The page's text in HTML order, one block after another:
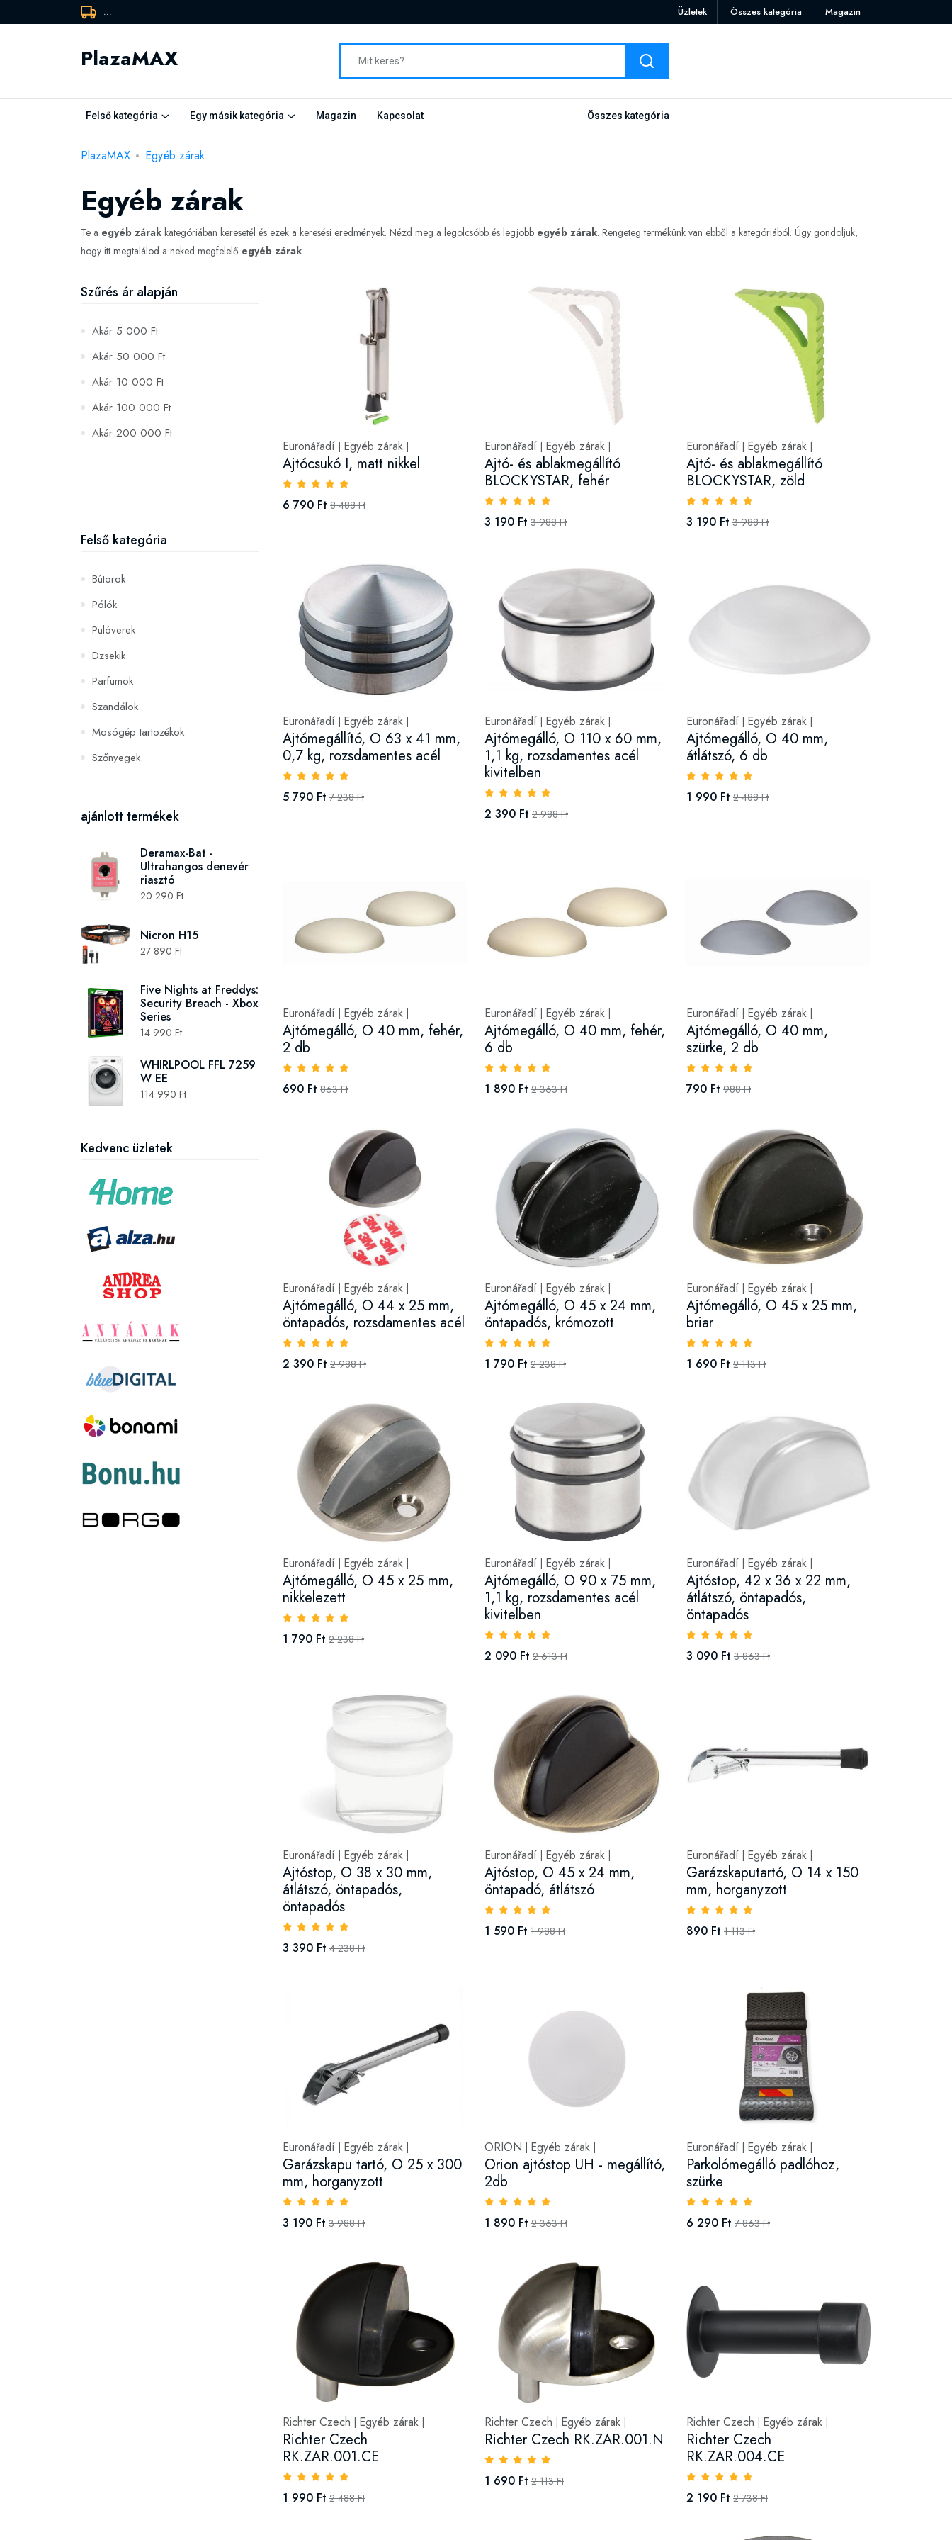
... Üzletek Összes kategória Magazin
PlazaMAX
Felső kategória Egy másik kategória Magazin Kapcsolat Összes kategória
PlazaMAX Egyéb zárak
Egyéb zárak
Te a egyéb zárak kategóriában keresetél és ezek a keresési eredmények. Nézd meg a legolcsóbb és legjobb egyéb zárak. Rengeteg termékünk van ebből a kategóriából. Úgy gondoljuk,
hogy itt megtalálod a neked megfelelő egyéb zárak.
Szűrés ár alapján
Akár 5 000 Ft
Akár 50 000 Ft
Akár 10 000 Ft
Akár 100 000 Ft
Akár 200 000 Ft
Felső kategória
Bútorok
Pólók
Pulóverek
Dzsekik
Parfümök
Szandálok
Mosógép tartozékok
Szőnyegek
Szerszámok és gépek
ajánlott termékek
Deramax-Bat -
Ultrahangos denevér
riasztó
20 290 Ft
Nicron H15
27 890 Ft
Five Nights at Freddys:
Security Breach - Xbox
Series
14 990 Ft
WHIRLPOOL FFL 7259
W EE
114 990 Ft
Kedvenc üzletek
Euronářadí Egyéb zárak
Ajtócsukó I, matt nikkel
6 790 Ft 8 488 Ft
Euronářadí| Egyéb zárak|
Ajtó- és ablakmegállító
BLOCKYSTAR, fehér
3 190 Ft 3 988 Ft
Euronářadí| Egyéb zárak|
Ajtó- és ablakmegállító
BLOCKYSTAR, zöld
3 190 Ft 3 988 Ft
Euronářadí Egyéb zárak
Ajtómegállító, O 63 x 41 mm,
0,7 kg, rozsdamentes acél
5 790 Ft 7 238 Ft
Euronářadí| Egyéb zárak|
Ajtómegálló, O 110 x 60 mm,
1,1 kg, rozsdamentes acél
kivitelben
2 390 Ft 2 988 Ft
Euronářadí| Egyéb zárak|
Ajtómegálló, O 40 mm,
átlátszó, 6 db
1 990 Ft 2 488 Ft
Euronářadí Egyéb zárak
Ajtómegálló, O 40 mm, fehér,
2 db
690 Ft 863 Ft
Euronářadí| Egyéb zárak|
Ajtómegálló, O 40 mm, fehér,
6 db
1 890 Ft 2 363 Ft
Euronářadí| Egyéb zárak|
Ajtómegálló, O 40 mm,
szürke, 2 db
790 Ft 988 Ft
Euronářadí Egyéb zárak
Ajtómegálló, O 44 x 25 mm,
öntapadós, rozsdamentes acél
2 390 Ft 2 988 Ft
Euronářadí| Egyéb zárak|
Ajtómegálló, O 45 x 24 mm,
öntapadós, krómozott
1 790 Ft 2 238 Ft
Euronářadí| Egyéb zárak|
Ajtómegálló, O 45 x 25 mm,
briar
1 690 Ft 2 113 Ft
Euronářadí Egyéb zárak
Ajtómegálló, O 45 x 25 mm,
nikkelezett
1 790 Ft 2 238 Ft
Euronářadí| Egyéb zárak|
Ajtómegálló, O 90 x 75 mm,
1,1 kg, rozsdamentes acél
kivitelben
2 090 Ft 2 613 Ft
Euronářadí| Egyéb zárak|
Ajtóstop, 42 x 36 x 22 mm,
átlátszó, öntapadós,
öntapadós
3 090 Ft 3 863 Ft
Euronářadí Egyéb zárak
Ajtóstop, O 38 x 30 mm,
átlátszó, öntapadós,
öntapadós
3 390 Ft 4 238 Ft
Euronářadí| Egyéb zárak|
Ajtóstop, O 45 x 24 mm,
öntapadó, átlátszó
1 590 Ft 1 988 Ft
Euronářadí| Egyéb zárak|
Garázskaputartó, O 14 x 150
mm, horganyzott
890 Ft 1 113 Ft
Euronářadí Egyéb zárak
Garázskapu tartó, O 25 x 300
mm, horganyzott
3 190 Ft 3 988 Ft
ORION Egyéb zárak|
Orion ajtóstop UH - megállító,
2db
1 890 Ft 2 363 Ft
Euronářadí| Egyéb zárak|
Parkolómegálló padlóhoz,
szürke
6 290 Ft 7 863 Ft
Richter Czech Egyéb zárak
Richter Czech
RK.ZAR.001.CE
1 990 Ft 2 488 Ft
Richter Czech Egyéb zárak|
Richter Czech RK.ZAR.001.N
1 690 Ft 2 113 Ft
Richter Czech Egyéb zárak|
Richter Czech
RK.ZAR.004.CE
2 190 Ft 2 738 Ft